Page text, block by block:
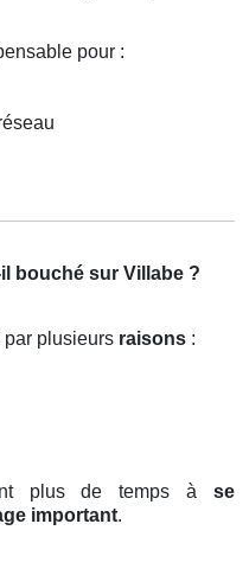
pour :
bouché sur Villabe ?
par plusieurs raisons :
plus de temps àse
important.